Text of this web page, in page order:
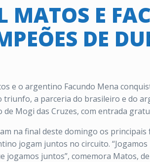
MATOS E
DE
e o argentino Facundo Mena
triunfo, a parceria do brasileiro e do
de Mogi das Cruzes, com entrada
na final deste domingo os
jogam juntos no circuito.
jogamos juntos”, comemora Matos,